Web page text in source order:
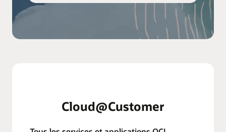
Cloud@Customer